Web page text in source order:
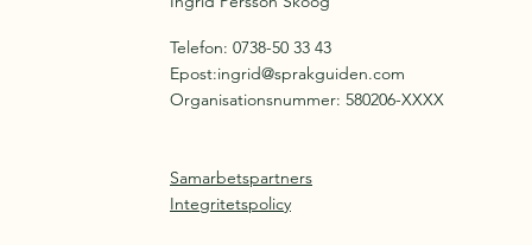
Telefon: 0738-50 33 43
Epost:ingrid@sprakguiden.com
Organisationsnummer: 580206-XXXX
Samarbetspartners
Integritetspolicy